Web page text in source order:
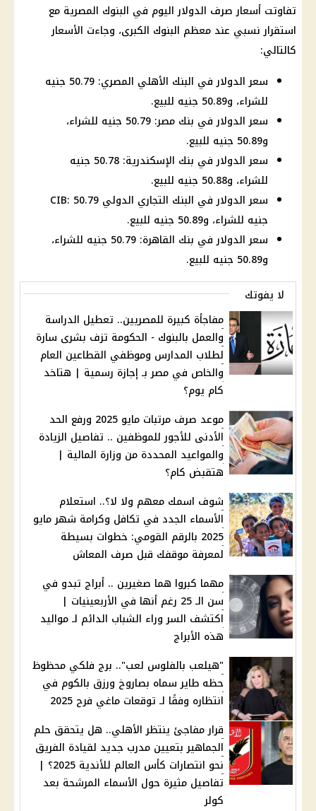
تفاوتت أسعار صرف الدولار اليوم في البنوك المصرية مع
استقرار نسبي عند معظم البنوك الكبرى، وجاءت الأسعار
كالتالي:
سعر الدولار في البنك الأهلي المصري: 50.79 جنيه
للشراء، و50.89 جنيه للبيع.
سعر الدولار في بنك مصر: 50.79 جنيه للشراء،
و50.89 جنيه للبيع.
سعر الدولار في بنك الإسكندرية: 50.78 جنيه
للشراء، و50.88 جنيه للبيع.
سعر الدولار في البنك التجاري الدولي CIB: 50.79
جنيه للشراء، و50.89 جنيه للبيع.
سعر الدولار في بنك القاهرة: 50.79 جنيه للشراء،
و50.89 جنيه للبيع.
لا يفوتك
مفاجأة كبيرة للمصريين.. تعطيل الدراسة
والعمل بالبنوك - الحكومة تزف بشرى سارة
لطلاب المدارس وموظفي القطاعين العام
والخاص في مصر بـ إجازة رسمية | هتاخد
كام يوم؟
موعد صرف مرتبات مايو 2025 ورفع الحد
الأدنى للأجور للموظفين .. تفاصيل الزيادة
والمواعيد المحددة من وزارة المالية |
هتقبض كام؟
شوف اسمك معهم ولا لا؟.. استعلام
الأسماء الجدد في تكافل وكرامة شهر مايو
2025 بالرقم القومي: خطوات بسيطة
لمعرفة موقفك قبل صرف المعاش
مهما كبروا هما صغيرين .. أبراج تبدو في
سن الـ 25 رغم أنها في الأربعينيات |
اكتشف السر وراء الشباب الدائم لـ مواليد
هذه الأبراج
"هيلعب بالفلوس لعب".. برج فلكي محظوظ
حظه طاير سماه بصاروخ ورزق بالكوم في
انتظاره وفقًا لـ توقعات ماغي فرح 2025
قرار مفاجئ ينتظر الأهلي.. هل يتحقق حلم
الجماهير بتعيين مدرب جديد لقيادة الفريق
نحو انتصارات كأس العالم للأندية 2025؟ |
تفاصيل مثيرة حول الأسماء المرشحة بعد
كولر